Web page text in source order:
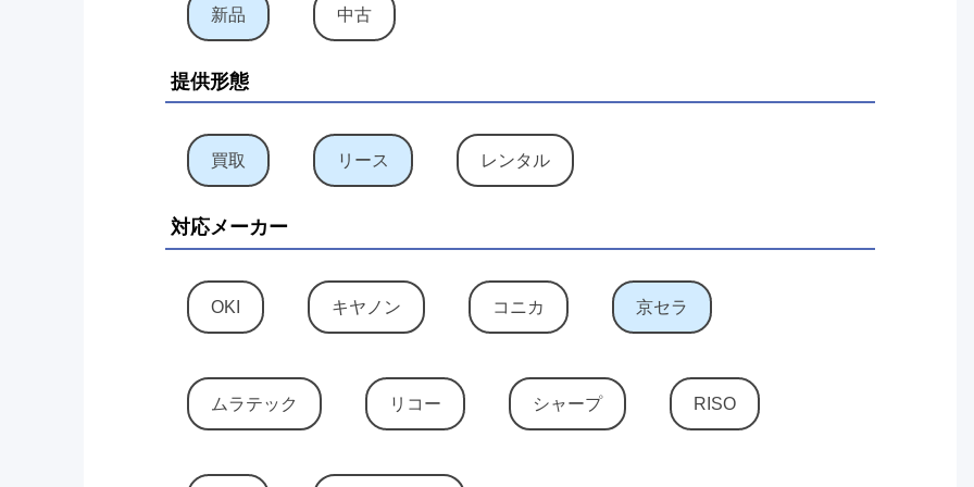
新品 中古
提供形態
買取 リース レンタル
対応メーカー
OKI キヤノン コニカ 京セラ
ムラテック リコー シャープ RISO